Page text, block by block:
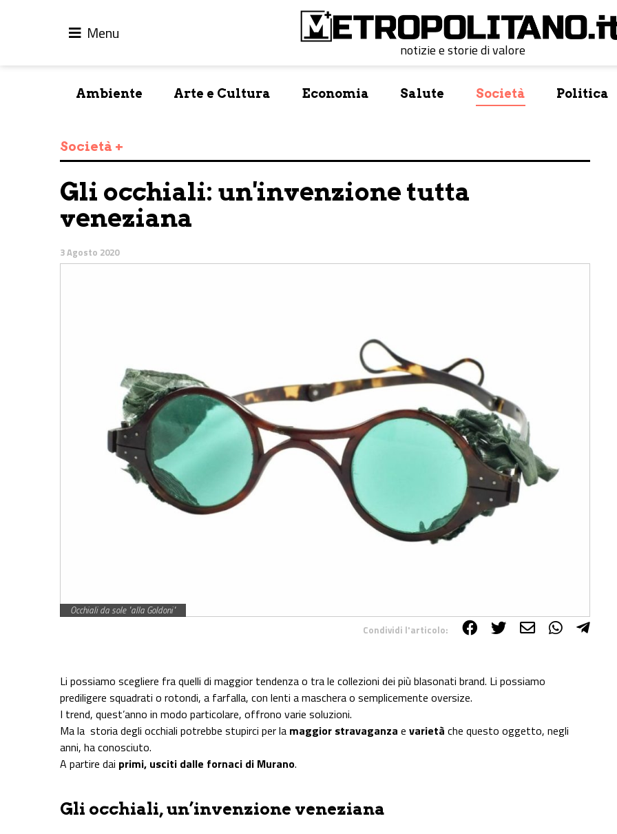
Menu
notizie e storie di valore
Ambiente Arte e Cultura Economia Salute Società Politica
Società +
Gli occhiali: un'invenzione tutta
veneziana
3 Agosto 2020
Occhiali da sole "alla Goldoni"
Condividi l'articolo:
Li possiamo scegliere fra quelli di maggior tendenza o tra le collezioni dei più blasonati brand. Li possiamo
prediligere squadrati o rotondi, a farfalla, con lenti a maschera o semplicemente oversize.
I trend, quest’anno in modo particolare, offrono varie soluzioni.
Ma la storia degli occhiali potrebbe stupirci per la maggior stravaganza e varietà che questo oggetto, negli
anni, ha conosciuto.
A partire dai primi, usciti dalle fornaci di Murano.
Gli occhiali, un’invenzione veneziana